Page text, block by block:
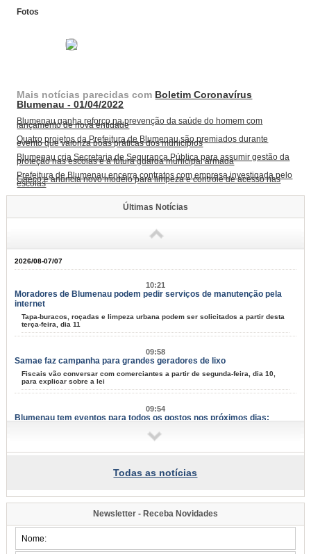
Fotos
Mais notícias parecidas com Boletim Coronavírus
Blumenau - 01/04/2022
Blumenau ganha reforço na prevenção da saúde do homem com
lançamento de nova entidade
Quatro projetos da Prefeitura de Blumenau são premiados durante
evento que valoriza boas práticas dos municípios
Blumenau cria Secretaria de Segurança Pública para assumir gestão da
proteção nas escolas e a futura guarda municipal armada
Prefeitura de Blumenau encerra contratos com empresa investigada pelo
Gaeco e anuncia novo modelo para limpeza e controle de acesso nas
escolas
Últimas Notícias
2026/08-07/07
10:21
Moradores de Blumenau podem pedir serviços de manutenção pela
internet
Tapa-buracos, roçadas e limpeza urbana podem ser solicitados a partir desta
terça-feira, dia 11
09:58
Samae faz campanha para grandes geradores de lixo
Fiscais vão conversar com comerciantes a partir de segunda-feira, dia 10,
para explicar sobre a lei
09:54
Blumenau tem eventos para todos os gostos nos próximos dias;
Música, arte e cultura marcam mais um fim de semana na cidade
Famílias do Loteamento Arnold Zickuhr recebem regularização dos
Prefeitura entrega documentação de 18 lotes na Velha Central; espera
2026/08-06/06
15:39
Todas as notícias
Newsletter - Receba Novidades